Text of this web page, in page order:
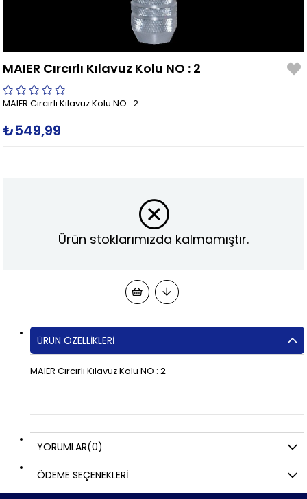
MAIER Cırcırlı Kılavuz Kolu NO : 2
MAIER Cırcırlı Kılavuz Kolu NO : 2
₺549,99
Ürün stoklarımızda kalmamıştır.
ÜRÜN ÖZELLIKLERI
MAIER Cırcırlı Kılavuz Kolu NO : 2
YORUMLAR(0)
ÖDEME SEÇENEKLERI